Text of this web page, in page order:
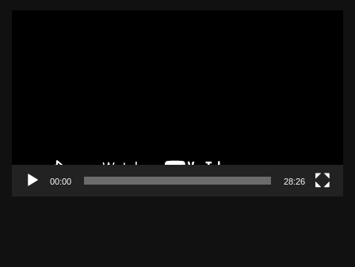
00:00 28:26